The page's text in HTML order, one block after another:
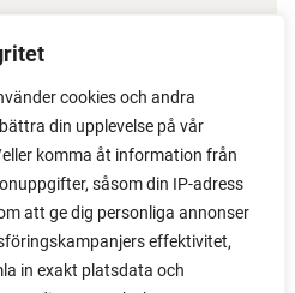
cookies och andra
din upplevelse på vår
komma åt information från
såsom din IP-adress
att ge dig personliga annonser
effektivitet,
in exakt platsdata och
liten plats
kan du odla också stora
med andra växter.
i på liten yta.